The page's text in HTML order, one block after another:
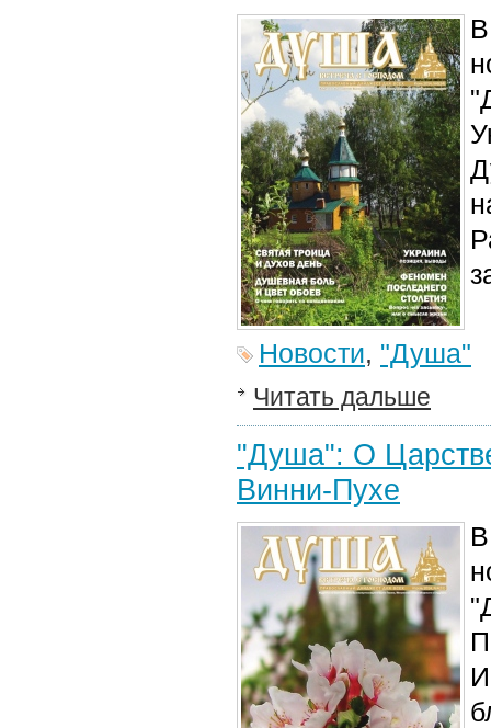
Новости, "Душа"
Читать дальше
"Душа": О
Винни-Пухе